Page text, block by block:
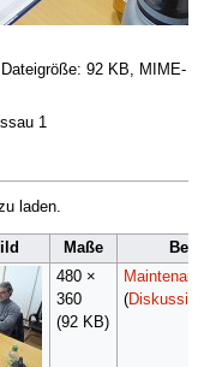
92 KB, MIME-
1
laden.
Maße
480 ×
360
(92 KB)
(Diskussion